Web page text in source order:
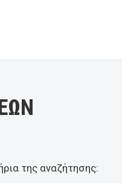
της αναζήτησης: